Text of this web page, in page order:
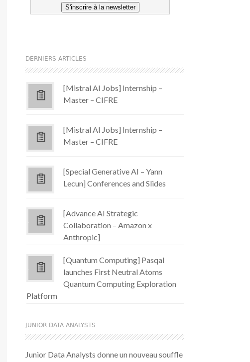
DERNIERS ARTICLES
[Mistral AI Jobs] Internship –
Master – CIFRE
[Mistral AI Jobs] Internship –
Master – CIFRE
[Special Generative AI – Yann
Lecun] Conferences and Slides
[Advance AI Strategic
Collaboration – Amazon x
Anthropic]
[Quantum Computing] Pasqal
launches First Neutral Atoms
Quantum Computing Exploration
Platform
JUNIOR DATA ANALYSTS
Junior Data Analysts donne un nouveau souffle